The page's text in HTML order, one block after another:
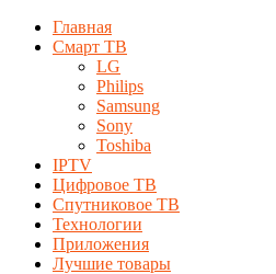
Главная
Смарт ТВ
LG
Philips
Samsung
Sony
Toshiba
IPTV
Цифровое ТВ
Спутниковое ТВ
Технологии
Приложения
Лучшие товары